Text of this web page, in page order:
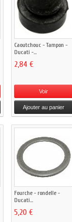
Caoutchouc - Tampon -
Ducati -...
2,84 €
Voir
Ajouter au panier
Fourche - rondelle -
Ducati...
5,20 €